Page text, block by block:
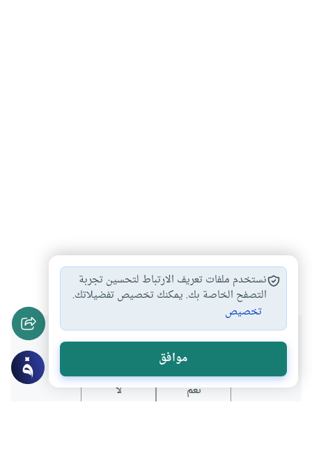
التاريخ الإسلامي #التقويم الهجري
هل انتفعت بهذا المحتوى؟
نعم لا
نستخدم ملفات تعريف الارتباط لتحسين تجربة
التصفح الخاصة بك. يمكنك تخصيص تفضيلاتك.
تخصيص
موافق